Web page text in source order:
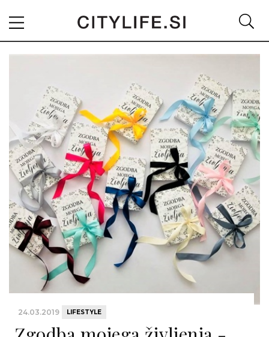
24.03.2019 LIFESTYLE